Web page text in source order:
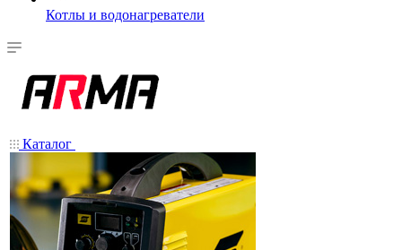
Котлы и водонагреватели
Каталог